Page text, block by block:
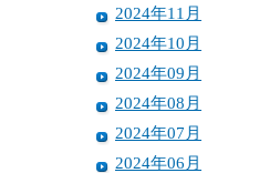
2024年11月
2024年10月
2024年09月
2024年08月
2024年07月
2024年06月